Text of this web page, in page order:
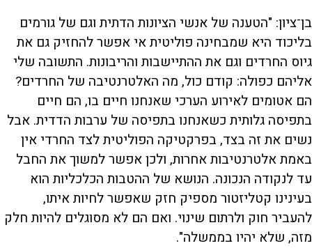
בן־ציון: "הטענה של אנשי הציונות הדתית וגם של גורמים
בליכוד היא שמבחינה פוליטית אי אפשר להחזיק גם את
גיוס החרדים וגם את ההתיישבות והריבונות. התשובה שלי
אליהם כפולה: קודם כול, מה האלטרנטיבה של החרדים?
הם אטומים לאירוע הערכי שאנחנו חיים בו, הם חיים
בתפיסה גלותית כשאנחנו בתפיסה של ערבות הדדית. אבל
נשים את זה בצד, בפרקטיקה הפוליטית לצד החרדי אין
באמת אלטרנטיבות אחרות, ולכן אפשר למשוך את החבל
עד לנקודה הנכונה. הנושא של ההטבות הכלכליות הוא
בעינינו קטליזטור מספיק חזק שאפשר לחיות איתו,
להעביר חוק ולרתום שינוי. ואם הם לא מסוגלים להיות חלק
מזה, שלא יהיו בממשלה".